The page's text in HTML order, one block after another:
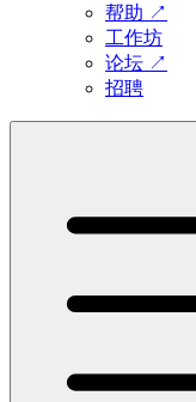
帮助 ↗
工作坊
论坛 ↗
招聘